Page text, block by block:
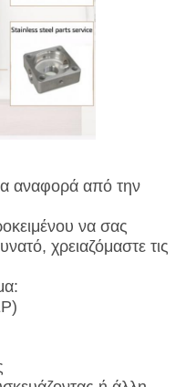
αναφορά από την
να σας
χρειαζόμαστε τις